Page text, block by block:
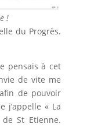
!
du Progrès.
pensais à cet
de vite me
de pouvoir
j’appelle « La
St Etienne.